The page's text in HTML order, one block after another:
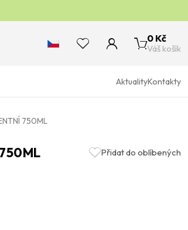
0 Kč
Váš košík
AktualityKontakty
750ML
Přidat do oblíbených